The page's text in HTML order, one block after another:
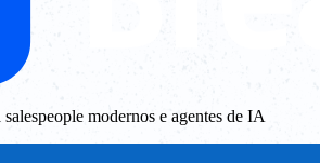
modernos e agentes de IA